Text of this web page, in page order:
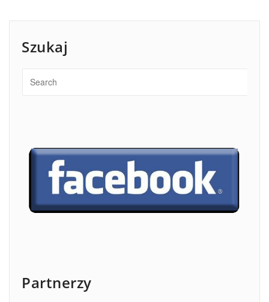
Szukaj
Partnerzy